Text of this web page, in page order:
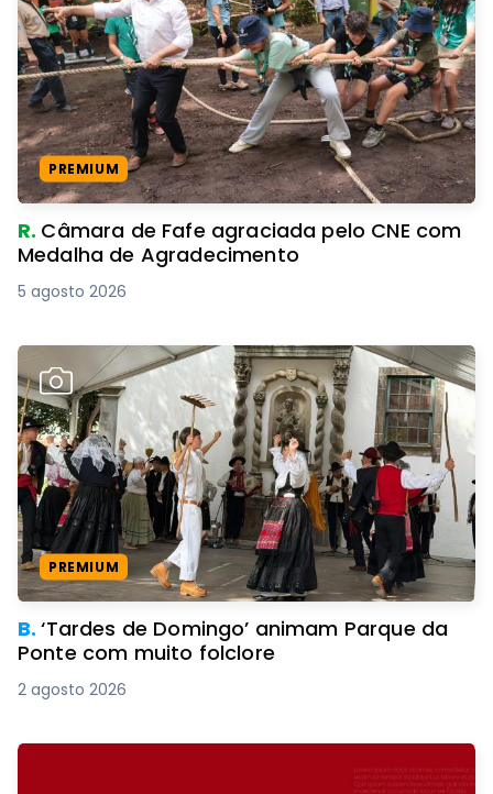
PREMIUM
R. Câmara de Fafe agraciada pelo CNE com
Medalha de Agradecimento
5 agosto 2026
PREMIUM
B.‘Tardes de Domingo’ animam Parque da
Ponte com muito folclore
2 agosto 2026